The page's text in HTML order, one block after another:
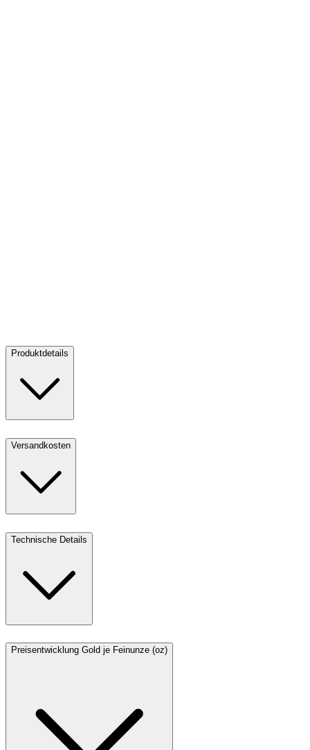
Produktdetails
Versandkosten
Technische Details
Preisentwicklung Gold je Feinunze (oz)